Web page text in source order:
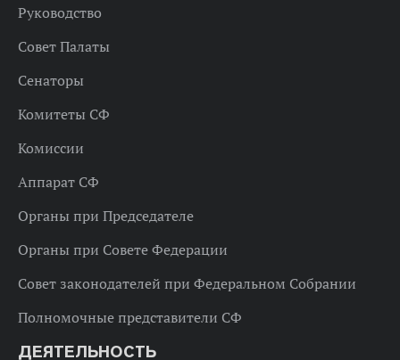
Руководство
Совет Палаты
Сенаторы
Комитеты СФ
Комиссии
Аппарат СФ
Органы при Председателе
Органы при Совете Федерации
Совет законодателей при Федеральном Собрании
Полномочные представители СФ
ДЕЯТЕЛЬНОСТЬ